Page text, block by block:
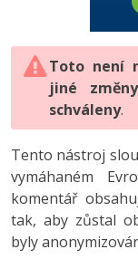
SQL a
UML a
React
Spring
PHP
JavaScript
Python
HTML /
UML a
C#
Tester
PHP -80%
Swift -
Kotlin -
SEO
UX
Business
Adobe
Adobe
Adobe
Adobe
Adobe
Toto není
jiné
schváleny.
Tento nástroj
vymáhaném
komentář
tak, aby zůstal
byly